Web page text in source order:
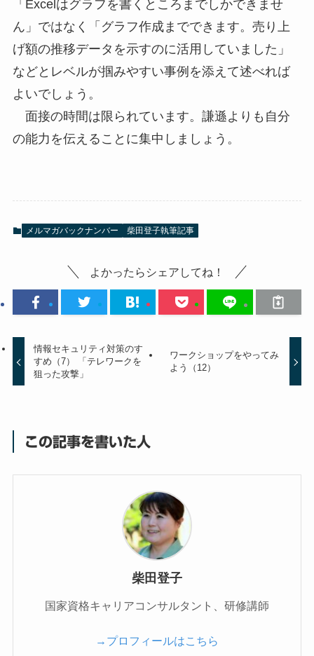
「Excelはグラフを書くところまでしかできませ
ん」ではなく「グラフ作成までできます。売り上
げ額の推移データを示すのに活用していました」
などとレベルが掴みやすい事例を添えて述べれば
よいでしょう。
面接の時間は限られています。謙遜よりも自分
の能力を伝えることに集中しましょう。
メルマガバックナンバー 柴田登子執筆記事
よかったらシェアしてね！
情報セキュリティ対策のす
すめ（7） 「テレワークを
狙った攻撃」
ワークショップをやってみ
よう（12）
この記事を書いた人
柴田登子
国家資格キャリアコンサルタント、研修講師
→プロフィールはこちら